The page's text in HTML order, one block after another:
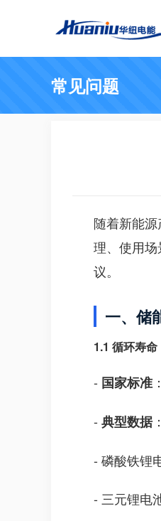
常见问题
随着新能源
理、使用
议。
一、储
1.1 循环寿命
- 国家标准
- 典型数据：
- 磷酸铁锂
- 三元锂电